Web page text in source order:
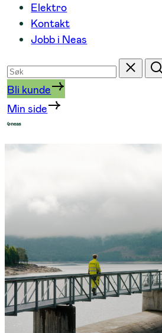
Elektro
Kontakt
Jobb i Neas
Søk
etter
Tilbakestill
Søk
Bli kunde
Min side